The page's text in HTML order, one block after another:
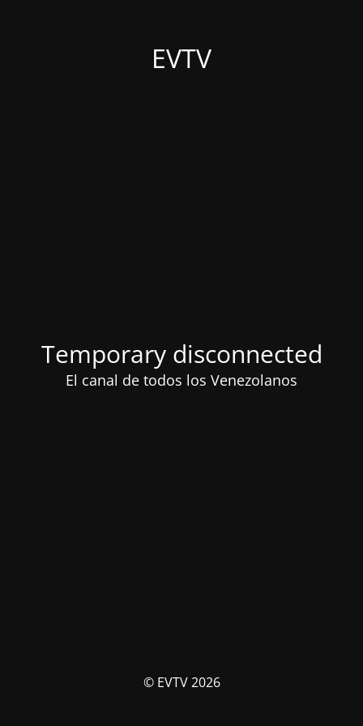
EVTV
Temporary disconnected
El canal de todos los Venezolanos
© EVTV 2026